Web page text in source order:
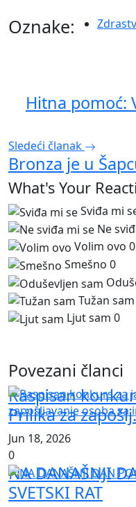
Oznake:
Hitna pomoć:
Sledeći članak
Bronza je u
What's Your
Sviđa mi
Ne
Volim ovo 0
Smešno 0
Tužan sam
Ljut sam 0
Povezani članci
Raspisan
Prilika za
Jun 18, 2026
0
NA DANAŠNJI
SVETSKI RAT